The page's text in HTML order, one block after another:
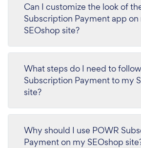
Can I customize the look of
Subscription Payment app on
SEOshop site?
What steps do I need to
Subscription Payment to my
site?
Why should I use POWR
Payment on my SEOshop